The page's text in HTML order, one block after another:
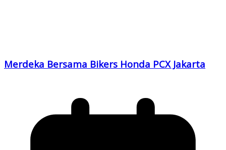
Merdeka Bersama Bikers Honda PCX Jakarta